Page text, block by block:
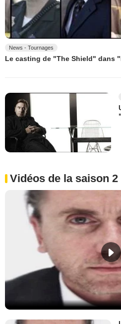
News - Tournages
Le casting de "The Shield" dans
Vidéos de la saison 2